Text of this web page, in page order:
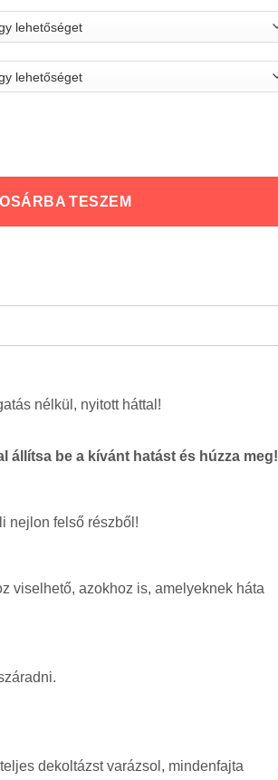
TESZEM
nélkül, nyitott háttal!
állítsa be a kívánt hatást és húzza meg!
nejlon felső részből!
viselhető, azokhoz is, amelyeknek háta
dekoltázst varázsol, mindenfajta